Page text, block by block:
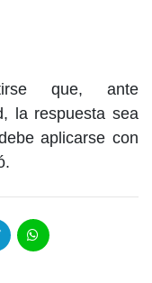
que, ante
la respuesta sea
aplicarse con